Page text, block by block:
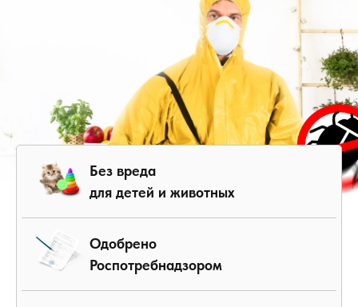
Без вреда
для детей и животных
Одобрено
Роспотребнадзором